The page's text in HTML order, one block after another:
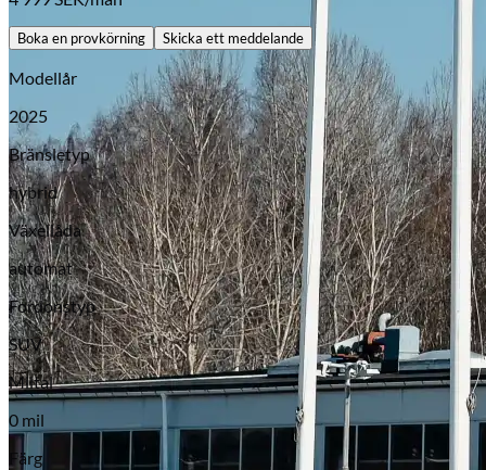
Opel
Boka en provkörning Skicka ett meddelande
Modellår
2025
Bränsletyp
hybrid
Växellåda
automat
Fordonstyp
SUV
Miltal
0 mil
Färg